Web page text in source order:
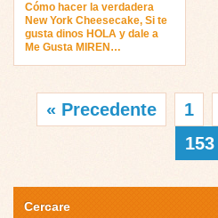
Cómo hacer la verdadera
New York Cheesecake, Si te
gusta dinos HOLA y dale a
Me Gusta MIREN…
« Precedente 1
153
Cercare